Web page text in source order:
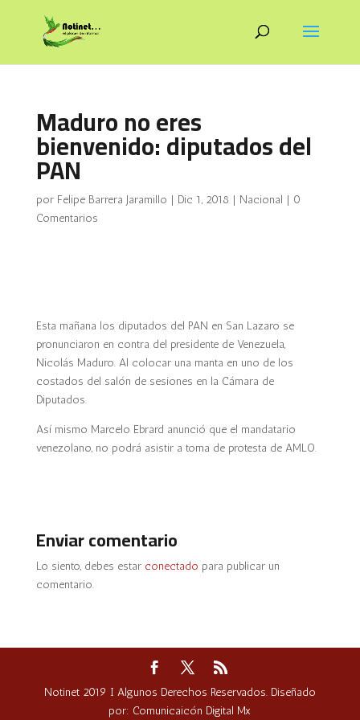
Maduro no eres
bienvenido: diputados del
PAN
por Felipe Barrera Jaramillo | Dic 1, 2018 | Nacional | 0
Comentarios
Esta mañana los diputados del PAN en San Lazaro se
pronunciaron en contra del presidente de Venezuela,
Nicolás Maduro. Al colocar una manta en uno de los
costados del salón de sesiones en la Cámara de
Diputados.
Así mismo Marcelo Ebrard anunció que el mandatario
venezolano, no podrá asistir a toma de protesta de AMLO.
Enviar comentario
Lo siento, debes estar conectado para publicar un
comentario.
Notinet 2019 I Algunos Derechos Reservados. Diseñado
por: Comunicaicón Digital Mx